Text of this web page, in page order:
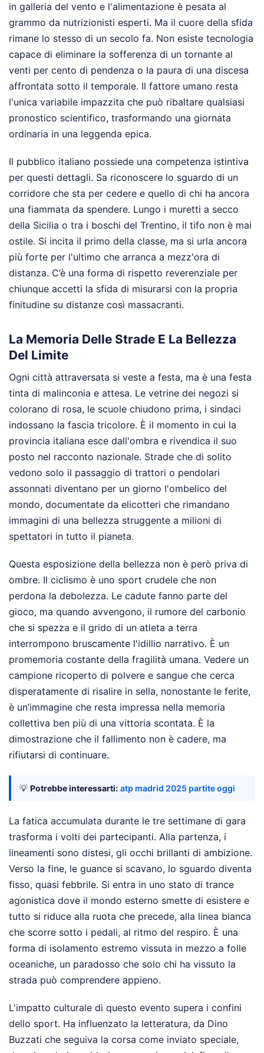
in galleria del vento e l'alimentazione è pesata al
grammo da nutrizionisti esperti. Ma il cuore della sfida
rimane lo stesso di un secolo fa. Non esiste tecnologia
capace di eliminare la sofferenza di un tornante al
venti per cento di pendenza o la paura di una discesa
affrontata sotto il temporale. Il fattore umano resta
l'unica variabile impazzita che può ribaltare qualsiasi
pronostico scientifico, trasformando una giornata
ordinaria in una leggenda epica.
Il pubblico italiano possiede una competenza istintiva
per questi dettagli. Sa riconoscere lo sguardo di un
corridore che sta per cedere e quello di chi ha ancora
una fiammata da spendere. Lungo i muretti a secco
della Sicilia o tra i boschi del Trentino, il tifo non è mai
ostile. Si incita il primo della classe, ma si urla ancora
più forte per l'ultimo che arranca a mezz'ora di
distanza. C’è una forma di rispetto reverenziale per
chiunque accetti la sfida di misurarsi con la propria
finitudine su distanze così massacranti.
La Memoria Delle Strade E La Bellezza
Del Limite
Ogni città attraversata si veste a festa, ma è una festa
tinta di malinconia e attesa. Le vetrine dei negozi si
colorano di rosa, le scuole chiudono prima, i sindaci
indossano la fascia tricolore. È il momento in cui la
provincia italiana esce dall'ombra e rivendica il suo
posto nel racconto nazionale. Strade che di solito
vedono solo il passaggio di trattori o pendolari
assonnati diventano per un giorno l'ombelico del
mondo, documentate da elicotteri che rimandano
immagini di una bellezza struggente a milioni di
spettatori in tutto il pianeta.
Questa esposizione della bellezza non è però priva di
ombre. Il ciclismo è uno sport crudele che non
perdona la debolezza. Le cadute fanno parte del
gioco, ma quando avvengono, il rumore del carbonio
che si spezza e il grido di un atleta a terra
interrompono bruscamente l'idillio narrativo. È un
promemoria costante della fragilità umana. Vedere un
campione ricoperto di polvere e sangue che cerca
disperatamente di risalire in sella, nonostante le ferite,
è un’immagine che resta impressa nella memoria
collettiva ben più di una vittoria scontata. È la
dimostrazione che il fallimento non è cadere, ma
rifiutarsi di continuare.
💡 Potrebbe interessarti: atp madrid 2025 partite oggi
La fatica accumulata durante le tre settimane di gara
trasforma i volti dei partecipanti. Alla partenza, i
lineamenti sono distesi, gli occhi brillanti di ambizione.
Verso la fine, le guance si scavano, lo sguardo diventa
fisso, quasi febbrile. Si entra in uno stato di trance
agonistica dove il mondo esterno smette di esistere e
tutto si riduce alla ruota che precede, alla linea bianca
che scorre sotto i pedali, al ritmo del respiro. È una
forma di isolamento estremo vissuta in mezzo a folle
oceaniche, un paradosso che solo chi ha vissuto la
strada può comprendere appieno.
L'impatto culturale di questo evento supera i confini
dello sport. Ha influenzato la letteratura, da Dino
Buzzati che seguiva la corsa come inviato speciale,